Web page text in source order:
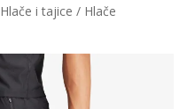
Hlače i tajice
Hlače